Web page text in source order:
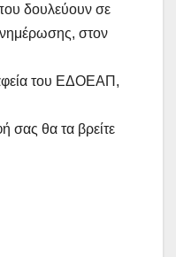
δουλεύουν σε
στον
του ΕΔΟΕΑΠ,
σας θα τα βρείτε